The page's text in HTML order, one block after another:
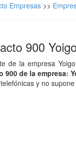
Empresas >>
900
de la empresa
900 de la empresa:
y no